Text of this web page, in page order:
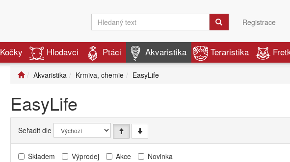
Registrace
Kočky Hlodavci Ptáci Akvaristika Teraristika
Akvaristika Krmiva, chemie EasyLife
EasyLife
Seřadit dle
Skladem Výprodej Akce
Novinka